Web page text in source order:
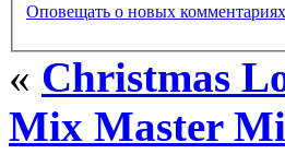
Оповещать о новых
« Christmas
Mix Master